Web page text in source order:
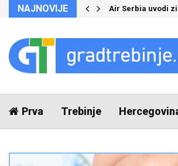
NAJNOVIJE Air Serbia uvodi
Prva Trebinje